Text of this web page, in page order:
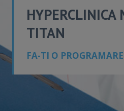
HYPERCLINICA
TITAN
FA-TI O PROGRAMARE